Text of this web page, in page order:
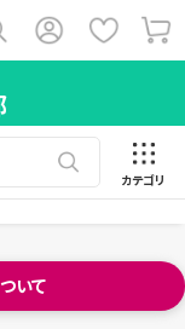
カテゴリ
いて